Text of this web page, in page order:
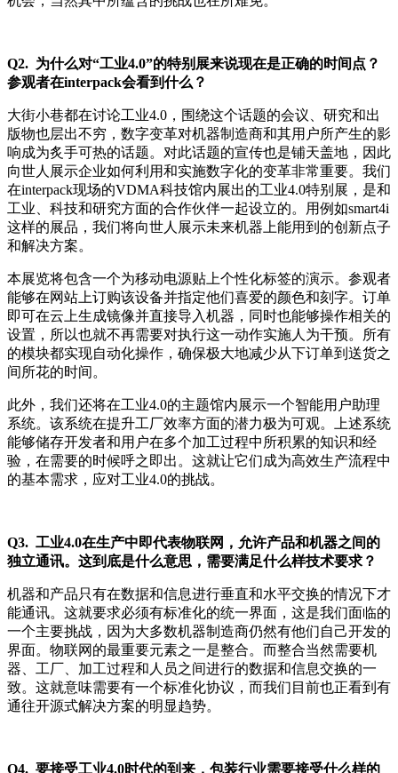
Q2. 为什么对“工业4.0”的特别展来说现在是正确的时间点？
参观者在interpack会看到什么？
大街小巷都在讨论工业4.0，围绕这个话题的会议、研究和出
版物也层出不穷，数字变革对机器制造商和其用户所产生的影
响成为炙手可热的话题。对此话题的宣传也是铺天盖地，因此
向世人展示企业如何利用和实施数字化的变革非常重要。我们
在interpack现场的VDMA科技馆内展出的工业4.0特别展，是和
工业、科技和研究方面的合作伙伴一起设立的。用例如smart4i
这样的展品，我们将向世人展示未来机器上能用到的创新点子
和解决方案。
本展览将包含一个为移动电源贴上个性化标签的演示。参观者
能够在网站上订购该设备并指定他们喜爱的颜色和刻字。订单
即可在云上生成镜像并直接导入机器，同时也能够操作相关的
设置，所以也就不再需要对执行这一动作实施人为干预。所有
的模块都实现自动化操作，确保极大地减少从下订单到送货之
间所花的时间。
此外，我们还将在工业4.0的主题馆内展示一个智能用户助理
系统。该系统在提升工厂效率方面的潜力极为可观。上述系统
能够储存开发者和用户在多个加工过程中所积累的知识和经
验，在需要的时候呼之即出。这就让它们成为高效生产流程中
的基本需求，应对工业4.0的挑战。
Q3. 工业4.0在生产中即代表物联网，允许产品和机器之间的
独立通讯。这到底是什么意思，需要满足什么样技术要求？
机器和产品只有在数据和信息进行垂直和水平交换的情况下才
能通讯。这就要求必须有标准化的统一界面，这是我们面临的
一个主要挑战，因为大多数机器制造商仍然有他们自己开发的
界面。物联网的最重要元素之一是整合。而整合当然需要机
器、工厂、加工过程和人员之间进行的数据和信息交换的一
致。这就意味需要有一个标准化协议，而我们目前也正看到有
通往开源式解决方案的明显趋势。
Q4. 要接受工业4.0时代的到来，包装行业需要接受什么样的